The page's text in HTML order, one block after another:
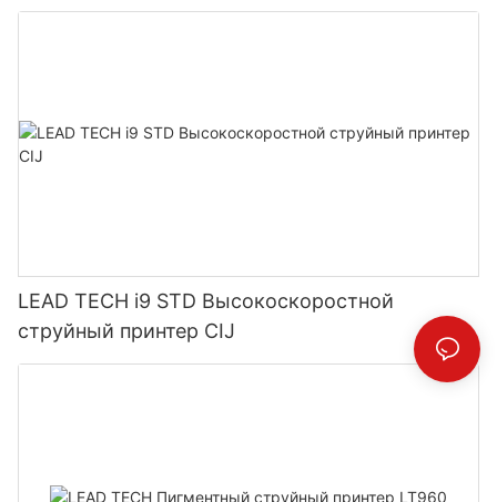
LEAD TECH i9 STD Высокоскоростной
струйный принтер CIJ